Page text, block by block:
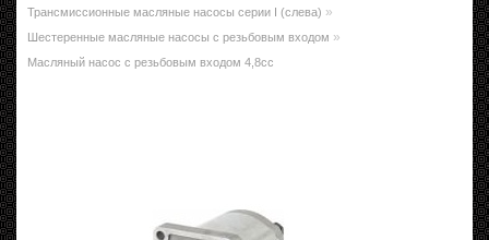
Трансмиссионные масляные насосы серии I (слева) »
Шестеренные масляные насосы с резьбовым входом »
Масляный насос с резьбовым входом 4,8cc